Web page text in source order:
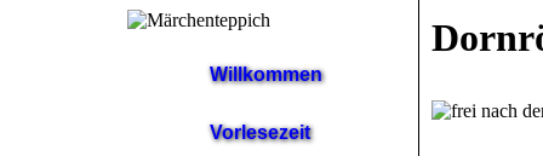
Willkommen
Vorlesezeit